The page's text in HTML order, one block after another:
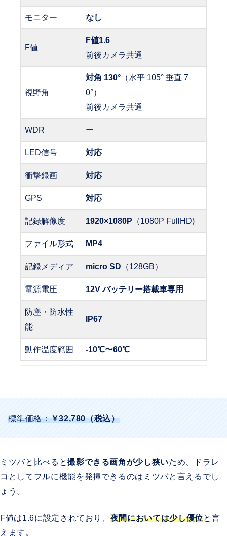
モニター なし
F値
F値1.6
前後カメラ共通
視野角
対角 130° （水平 105° 垂直 7
0°）
前後カメラ共通
WDR ー
LED信号 対応
衝撃録画 対応
GPS 対応
記録解像度 1920×1080P （1080P FullHD)
ファイル形式 MP4
記録メディア micro SD （128GB）
電源電圧 12V バッテリー搭載車専用
防塵・防水性
能
IP67
動作温度範囲 -10℃〜60℃
標準価格：￥32,780（税込）
ミツバと比べると撮影できる画角が少し狭いため、ドラレ
コとしてフルに機能を発揮できるのはミツバと言えるでし
ょう。
F値は1.6に設定されており、 夜間においては少し優位と言
えます。